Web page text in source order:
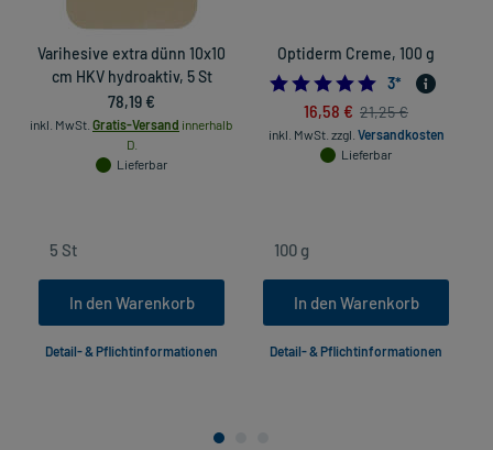
Varihesive extra dünn 10x10
cm HKV hydroaktiv, 5 St
78,19 €
inkl. MwSt. Gratis-Versand innerhalb
D.
Lieferbar
In den Warenkorb
Detail- & Pflichtinformationen
Optiderm Creme, 100 g
5.0
3*
16,58 € 21,25 €
inkl. MwSt. zzgl. Versandkosten
Lieferbar
In den Warenkorb
Detail- & Pflichtinformationen